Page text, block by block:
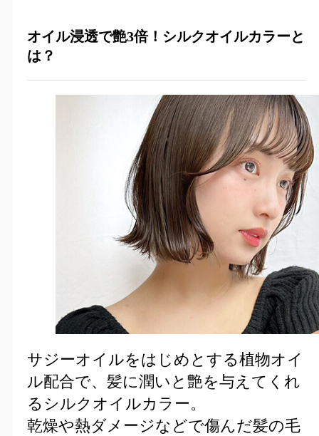
オイル浸透で艶3倍！シルクオイルカラーと
は？
サジーオイルをはじめとする植物オイ
ル配合で、髪に潤いと艶を与えてくれ
るシルクオイルカラー。
乾燥や熱ダメージなどで傷んだ髪の毛